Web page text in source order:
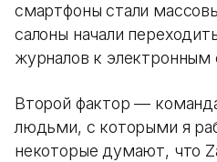
смартфоны стали
салоны начали
журналов к электронным
Второй фактор —
людьми, с которыми я
некоторые думают, что